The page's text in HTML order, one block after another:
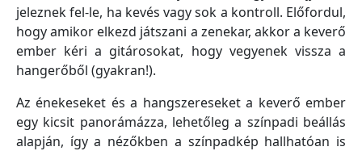
jeleznek fel-le, ha kevés vagy sok a kontroll. Előfordul,
hogy amikor elkezd játszani a zenekar, akkor a keverő
ember kéri a gitárosokat, hogy vegyenek vissza a
hangerőből (gyakran!).
Az énekeseket és a hangszereseket a keverő ember
egy kicsit panorámázza, lehetőleg a színpadi beállás
alapján, így a nézőkben a színpadkép hallhatóan is